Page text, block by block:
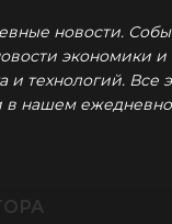
новости.
экономики и
и технологий. Все
в нашем